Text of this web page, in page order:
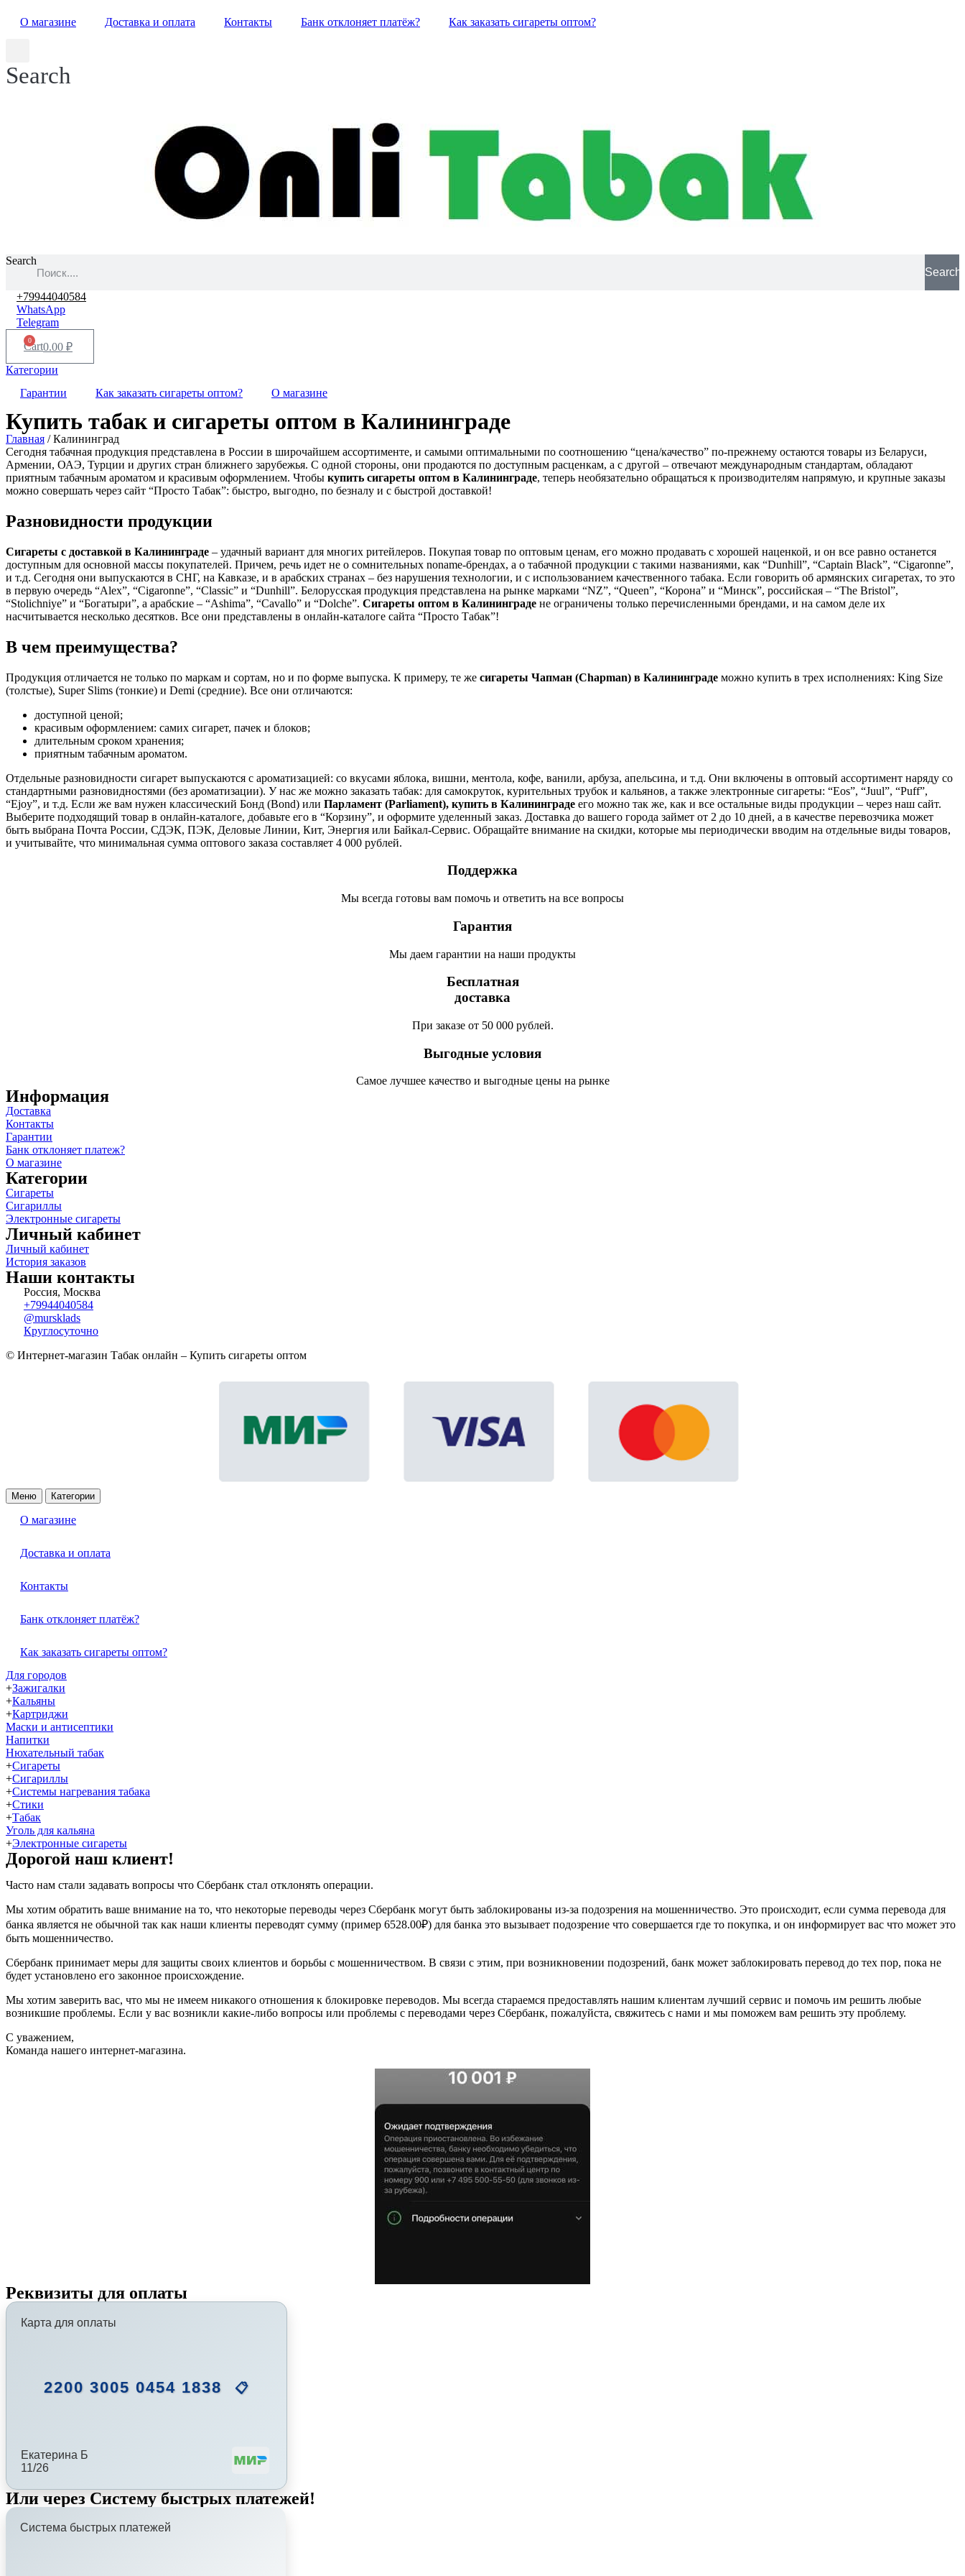
О магазине Доставка и оплата Контакты Банк отклоняет платёж? Как заказать сигареты оптом?
Search
Search
Search
+79944040584
WhatsApp
Telegram
0.00 ₽
0
Cart
Категории
Гарантии
Как заказать сигареты оптом? О магазине
Купить табак и сигареты оптом в Калининграде
Главная / Калининград
Сегодня табачная продукция представлена в России в широчайшем ассортименте, и самыми оптимальными по соотношению “цена/качество” по-прежнему остаются товары из Беларуси,
Армении, ОАЭ, Турции и других стран ближнего зарубежья. С одной стороны, они продаются по доступным расценкам, а с другой – отвечают международным стандартам, обладают
приятным табачным ароматом и красивым оформлением. Чтобы купить сигареты оптом в Калининграде, теперь необязательно обращаться к производителям напрямую, и крупные заказы
можно совершать через сайт “Просто Табак”: быстро, выгодно, по безналу и с быстрой доставкой!
Разновидности продукции
Сигареты с доставкой в Калининграде – удачный вариант для многих ритейлеров. Покупая товар по оптовым ценам, его можно продавать с хорошей наценкой, и он все равно останется
доступным для основной массы покупателей. Причем, речь идет не о сомнительных noname-брендах, а о табачной продукции с такими названиями, как “Dunhill”, “Captain Black”, “Cigaronne”,
и т.д. Сегодня они выпускаются в СНГ, на Кавказе, и в арабских странах – без нарушения технологии, и с использованием качественного табака. Если говорить об армянских сигаретах, то это
в первую очередь “Alex”, “Cigaronne”, “Classic” и “Dunhill”. Белорусская продукция представлена на рынке марками “NZ”, “Queen”, “Корона” и “Минск”, российская – “The Bristol”,
“Stolichniye” и “Богатыри”, а арабские – “Ashima”, “Cavallo” и “Dolche”. Сигареты оптом в Калининграде не ограничены только перечисленными брендами, и на самом деле их
насчитывается несколько десятков. Все они представлены в онлайн-каталоге сайта “Просто Табак”!
В чем преимущества?
Продукция отличается не только по маркам и сортам, но и по форме выпуска. К примеру, те же сигареты Чапман (Chapman) в Калининграде можно купить в трех исполнениях: King Size
(толстые), Super Slims (тонкие) и Demi (средние). Все они отличаются:
доступной ценой;
красивым оформлением: самих сигарет, пачек и блоков;
длительным сроком хранения;
приятным табачным ароматом.
Отдельные разновидности сигарет выпускаются с ароматизацией: со вкусами яблока, вишни, ментола, кофе, ванили, арбуза, апельсина, и т.д. Они включены в оптовый ассортимент наряду со
стандартными разновидностями (без ароматизации). У нас же можно заказать табак: для самокруток, курительных трубок и кальянов, а также электронные сигареты: “Eos”, “Juul”, “Puff”,
“Ejoy”, и т.д. Если же вам нужен классический Бонд (Bond) или Парламент (Parliament), купить в Калининграде его можно так же, как и все остальные виды продукции – через наш сайт.
Выберите подходящий товар в онлайн-каталоге, добавьте его в “Корзину”, и оформите уделенный заказ. Доставка до вашего города займет от 2 до 10 дней, а в качестве перевозчика может
быть выбрана Почта России, СДЭК, ПЭК, Деловые Линии, Кит, Энергия или Байкал-Сервис. Обращайте внимание на скидки, которые мы периодически вводим на отдельные виды товаров,
и учитывайте, что минимальная сумма оптового заказа составляет 4 000 рублей.
Поддержка
Мы всегда готовы вам помочь и ответить на все вопросы
Гарантия
Мы даем гарантии на наши продукты
Бесплатная
доставка
При заказе от 50 000 рублей.
Выгодные условия
Самое лучшее качество и выгодные цены на рынке
Информация
Доставка
Контакты
Гарантии
Банк отклоняет платеж?
О магазине
Категории
Сигареты
Сигариллы
Электронные сигареты
Личный кабинет
Личный кабинет
История заказов
Наши контакты
Россия, Москва
+79944040584
@mursklads
Круглосуточно
© Интернет-магазин Табак онлайн – Купить сигареты оптом
Меню Категории
О магазине
Доставка и оплата
Контакты
Банк отклоняет платёж?
Как заказать сигареты оптом?
Для городов
+Зажигалки
+Кальяны
+Картриджи
Маски и антисептики
Напитки
Нюхательный табак
+Сигареты
+Сигариллы
+Системы нагревания табака
+Стики
+Табак
Уголь для кальяна
+Электронные сигареты
Дорогой наш клиент!
Часто нам стали задавать вопросы что Сбербанк стал отклонять операции.
Мы хотим обратить ваше внимание на то, что некоторые переводы через Сбербанк могут быть заблокированы из-за подозрения на мошенничество. Это происходит, если сумма перевода для
банка является не обычной так как наши клиенты переводят сумму (пример 6528.00₽) для банка это вызывает подозрение что совершается где то покупка, и он информирует вас что может это
быть мошенничество.
Сбербанк принимает меры для защиты своих клиентов и борьбы с мошенничеством. В связи с этим, при возникновении подозрений, банк может заблокировать перевод до тех пор, пока не
будет установлено его законное происхождение.
Мы хотим заверить вас, что мы не имеем никакого отношения к блокировке переводов. Мы всегда стараемся предоставлять нашим клиентам лучший сервис и помочь им решить любые
возникшие проблемы. Если у вас возникли какие-либо вопросы или проблемы с переводами через Сбербанк, пожалуйста, свяжитесь с нами и мы поможем вам решить эту проблему.
С уважением,
Команда нашего интернет-магазина.
Реквизиты для оплаты
Карта для оплаты
2200 3005 0454 1838 📋
Екатерина Б
11/26
Или через Систему быстрых платежей!
Система быстрых платежей